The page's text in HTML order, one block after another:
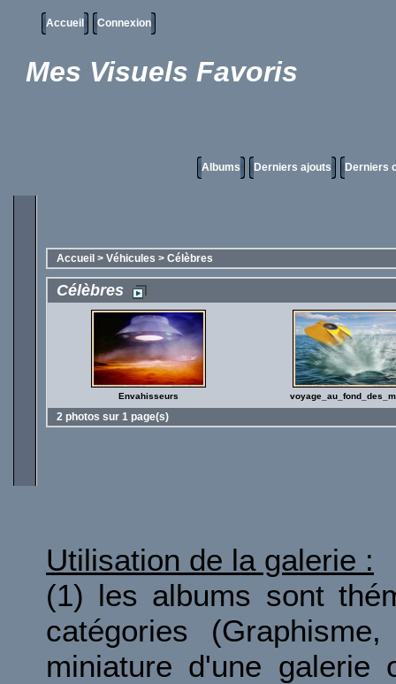
Accueil Connexion
Mes Visuels Favoris
Albums Derniers ajouts Derniers
Accueil > Véhicules > Célèbres
Célèbres
Envahisseurs
2 photos sur 1 page(s)
Utilisation de la galerie :
(1) les albums sont
catégories
miniature d'une galerie